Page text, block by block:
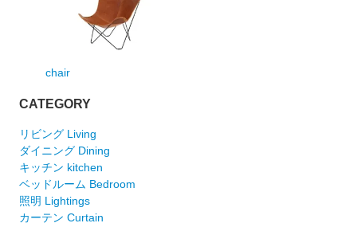
chair
CATEGORY
リビング Living
ダイニング Dining
キッチン kitchen
ベッドルーム Bedroom
照明 Lightings
カーテン Curtain